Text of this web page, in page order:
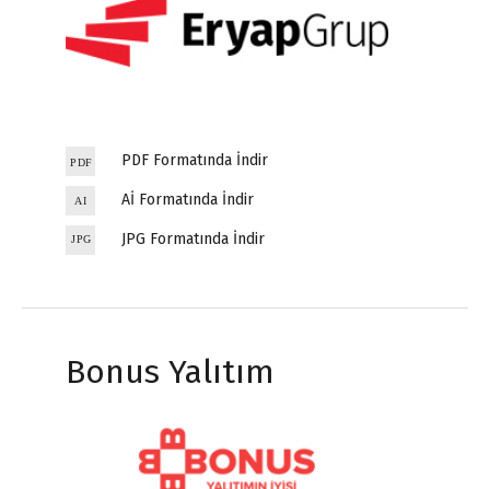
PDF Formatında İndir
Aİ Formatında İndir
JPG Formatında İndir
Bonus Yalıtım